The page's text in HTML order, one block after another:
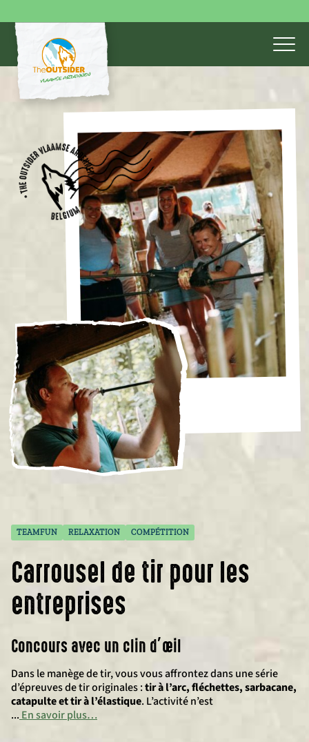
TEAMFUN RELAXATION COMPÉTITION
Carrousel de tir pour les
entreprises
Concours avec un clin d’œil
Dans le manège de tir, vous vous affrontez dans une série
d’épreuves de tir originales :tir à l’arc, fléchettes, sarbacane,
catapulte et tir à l’élastique. L’activité n’est
... En savoir plus…